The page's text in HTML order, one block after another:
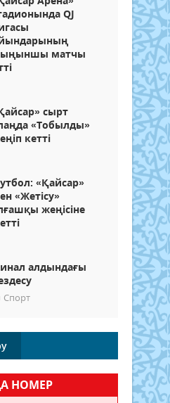
QJ
матчы
сырт
«Тобылды»
кетті
«Қайсар»
«Жетісу»
жеңісіне
алдындағы
Спорт
НОМЕР